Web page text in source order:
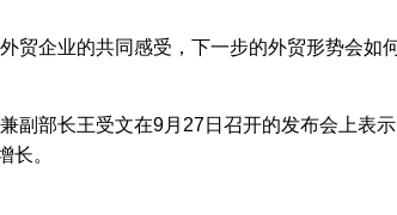
贸企业的共同感受，下一步的外贸形势会如
副部长王受文在9月27日召开的发布会上表
长。